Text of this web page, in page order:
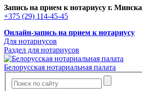
Запись на прием к нотариусу г. Минска
+375 (29) 114-45-45
Онлайн-запись на прием к нотариусу
Для нотариусов
Раздел для нотариусов
Белорусская нотариальная палата